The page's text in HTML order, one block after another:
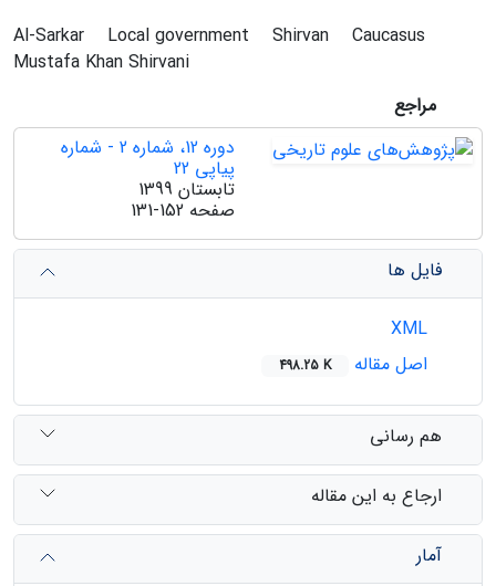
Al-Sarkar Local government Shirvan
Caucasus
Mustafa Khan Shirvani
مراجع
دوره 12، شماره 2 - شماره
پیاپی 22
تابستان 1399
صفحه 131-152
فایل ها
اصل مقاله
498.25 K
هم رسانی
ارجاع به این مقاله
آمار